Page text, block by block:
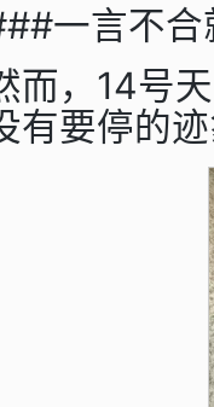
一言不
而，14号
有要停的